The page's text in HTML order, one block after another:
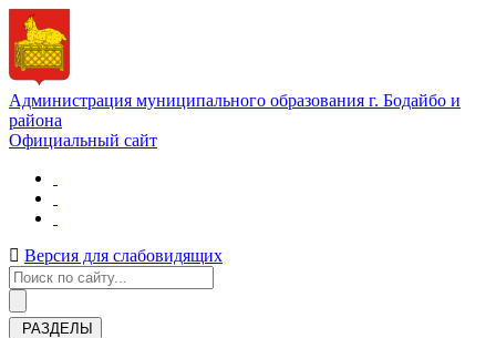
Администрация муниципального образования г. Бодайбо и
района
Официальный сайт
Версия для слабовидящих
РАЗДЕЛЫ